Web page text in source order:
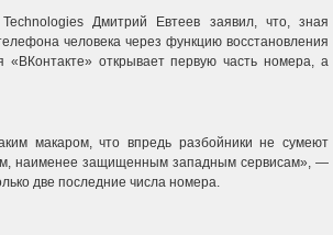
Дмитрий Евтеев заявил, что, зная
человека через функцию восстановления
открывает первую часть номера, а
макаром, что впредь разбойники не сумеют
наименее защищенным западным сервисам», —
две последние числа номера.